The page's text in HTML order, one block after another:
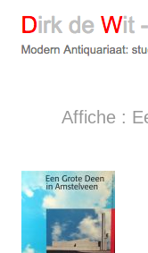
Dirk de Wit -
Modern Antiquariaat:
Affiche :